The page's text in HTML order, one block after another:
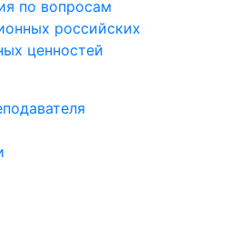
по вопросам
российских
ценностей